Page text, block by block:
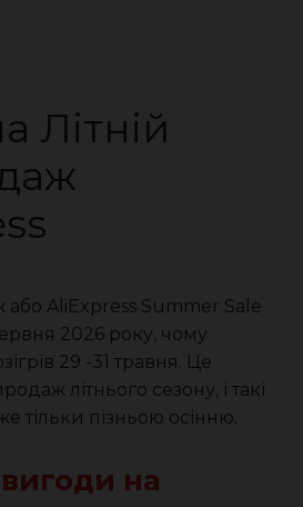
Літній
або AliExpress Summer Sale
2026 року, чому
29 -31 травня. Це
літнього сезону, і такі
тільки пізньою осінню.
вигоди на